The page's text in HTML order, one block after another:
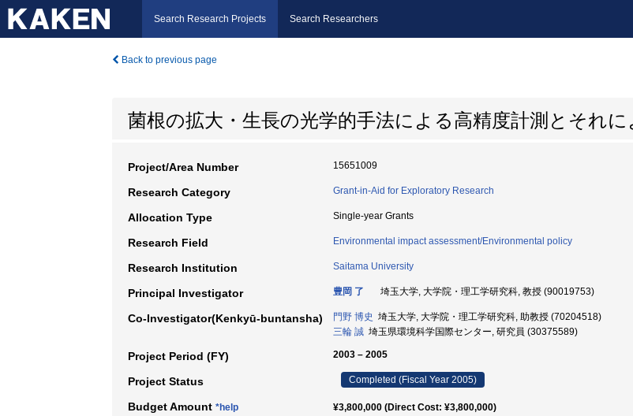
Search Research Projects Search Researchers
Back to previous page
菌根の拡大・生長の光学的手法による高精度計測とそれ
Project/Area Number 15651009
Research Category Grant-in-Aid for Exploratory Research
Allocation Type Single-year Grants
Research Field Environmental impact assessment/Environmental policy
Research Institution Saitama University
Principal Investigator 豊岡 了 埼玉大学, 大学院・理工学研究科, 教授 (90019753)
Co-Investigator(Kenkyū-buntansha) 門野 博史 埼玉大学, 大学院・理工学研究科, 助教授 (70204518)
三輪 誠 埼玉県環境科学国際センター, 研究員 (30375589)
Project Period (FY) 2003 – 2005
Project Status Completed (Fiscal Year 2005)
Budget Amount *help
¥3,800,000 (Direct Cost: ¥3,800,000)